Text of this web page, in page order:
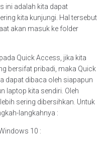
ini adalah kita dapat
kita kunjungi. Hal tersebut
akan masuk ke folder
Quick Access, jika kita
bersifat pribadi, maka Quick
dapat dibaca oleh siapapun
laptop kita sendiri. Oleh
sering dibersihkan. Untuk
langkahnya :
10 :